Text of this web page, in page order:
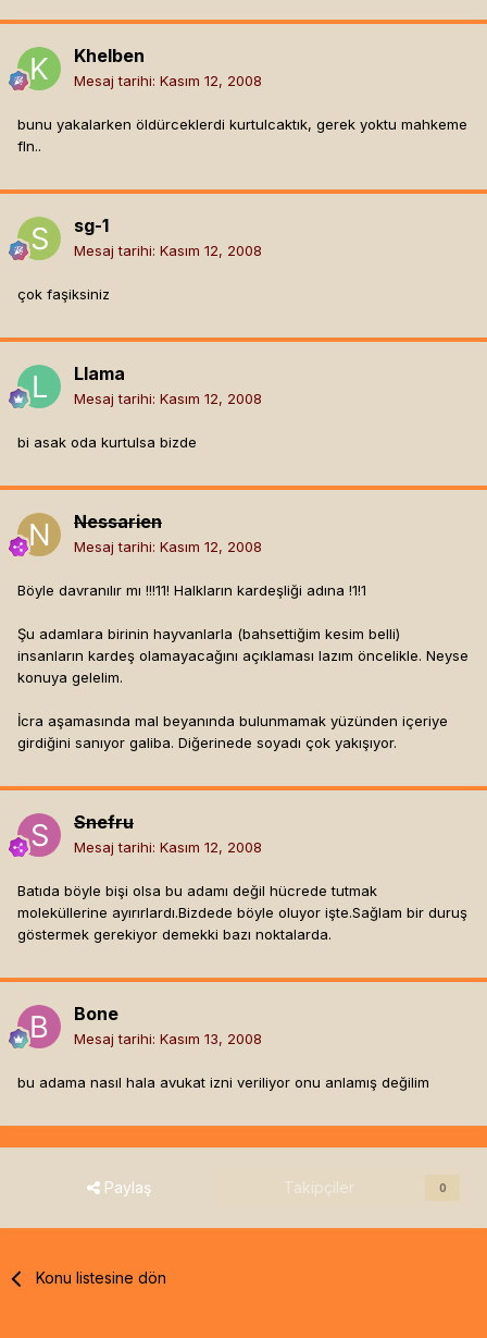
Khelben
Mesaj tarihi: Kasım 12, 2008
bunu yakalarken öldürceklerdi kurtulcaktık, gerek yoktu mahkeme
fln..
sg-1
Mesaj tarihi: Kasım 12, 2008
çok faşiksiniz
Llama
Mesaj tarihi: Kasım 12, 2008
bi asak oda kurtulsa bizde
Nessarien
Mesaj tarihi: Kasım 12, 2008
Böyle davranılır mı !!!11! Halkların kardeşliği adına !1!1
Şu adamlara birinin hayvanlarla (bahsettiğim kesim belli)
insanların kardeş olamayacağını açıklaması lazım öncelikle. Neyse
konuya gelelim.
İcra aşamasında mal beyanında bulunmamak yüzünden içeriye
girdiğini sanıyor galiba. Diğerinede soyadı çok yakışıyor.
Snefru
Mesaj tarihi: Kasım 12, 2008
Batıda böyle bişi olsa bu adamı değil hücrede tutmak
moleküllerine ayırırlardı.Bizdede böyle oluyor işte.Sağlam bir duruş
göstermek gerekiyor demekki bazı noktalarda.
Bone
Mesaj tarihi: Kasım 13, 2008
bu adama nasıl hala avukat izni veriliyor onu anlamış değilim
Paylaş Takipçiler 0
Konu listesine dön